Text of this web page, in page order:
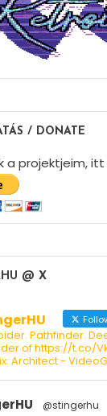
/ DONATE
a projektjeim,
@ X
Pathfinder.
of https://t.co/
Architect -
@stingerhu